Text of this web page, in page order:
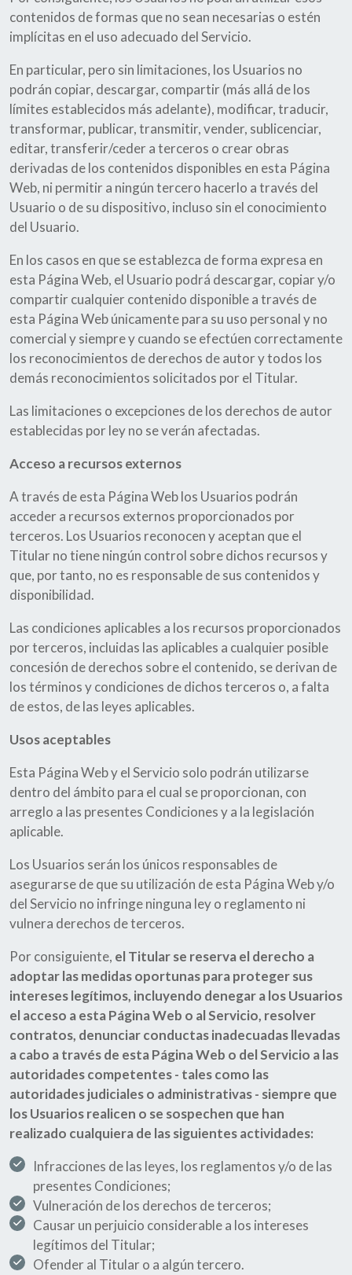
contenidos de formas que no sean necesarias o estén
implícitas en el uso adecuado del Servicio.
En particular, pero sin limitaciones, los Usuarios no
podrán copiar, descargar, compartir (más allá de los
límites establecidos más adelante), modificar, traducir,
transformar, publicar, transmitir, vender, sublicenciar,
editar, transferir/ceder a terceros o crear obras
derivadas de los contenidos disponibles en esta Página
Web, ni permitir a ningún tercero hacerlo a través del
Usuario o de su dispositivo, incluso sin el conocimiento
del Usuario.
En los casos en que se establezca de forma expresa en
esta Página Web, el Usuario podrá descargar, copiar y/o
compartir cualquier contenido disponible a través de
esta Página Web únicamente para su uso personal y no
comercial y siempre y cuando se efectúen correctamente
los reconocimientos de derechos de autor y todos los
demás reconocimientos solicitados por el Titular.
Las limitaciones o excepciones de los derechos de autor
establecidas por ley no se verán afectadas.
Acceso a recursos externos
A través de esta Página Web los Usuarios podrán
acceder a recursos externos proporcionados por
terceros. Los Usuarios reconocen y aceptan que el
Titular no tiene ningún control sobre dichos recursos y
que, por tanto, no es responsable de sus contenidos y
disponibilidad.
Las condiciones aplicables a los recursos proporcionados
por terceros, incluidas las aplicables a cualquier posible
concesión de derechos sobre el contenido, se derivan de
los términos y condiciones de dichos terceros o, a falta
de estos, de las leyes aplicables.
Usos aceptables
Esta Página Web y el Servicio solo podrán utilizarse
dentro del ámbito para el cual se proporcionan, con
arreglo a las presentes Condiciones y a la legislación
aplicable.
Los Usuarios serán los únicos responsables de
asegurarse de que su utilización de esta Página Web y/o
del Servicio no infringe ninguna ley o reglamento ni
vulnera derechos de terceros.
Por consiguiente, el Titular se reserva el derecho a
adoptar las medidas oportunas para proteger sus
intereses legítimos, incluyendo denegar a los Usuarios
el acceso a esta Página Web o al Servicio, resolver
contratos, denunciar conductas inadecuadas llevadas
a cabo a través de esta Página Web o del Servicio a las
autoridades competentes - tales como las
autoridades judiciales o administrativas - siempre que
los Usuarios realicen o se sospechen que han
realizado cualquiera de las siguientes actividades:
Infracciones de las leyes, los reglamentos y/o de las
presentes Condiciones;
Vulneración de los derechos de terceros;
Causar un perjuicio considerable a los intereses
legítimos del Titular;
Ofender al Titular o a algún tercero.